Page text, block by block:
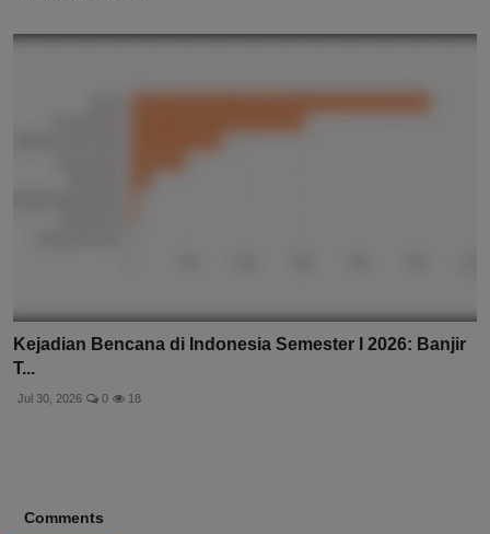
Kejadian Bencana di Indonesia Semester I 2026: Banjir
T...
Jul 30, 2026 0 18
Comments